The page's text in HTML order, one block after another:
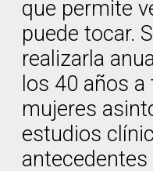
que permite
puede tocar.
realizarla
los 40 años
mujeres
estudios